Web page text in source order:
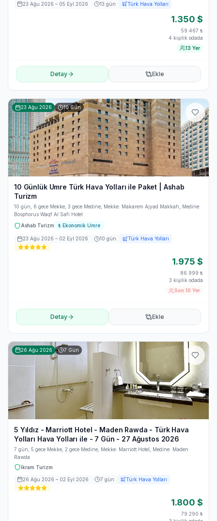
23 Ağu 2026 – 05 Eyl 2026 13 gün Türk Hava Yolları
1.350 $
59.467 ₺
4 kişilik odada
13 Yer
Detay Ekle
23 Ağu 2026 10Gün
10 Günlük Umre Türk Hava Yolları ile Paket | Ashab
Turizm
10 gün, 6 gece Mekke, 3 gece Medine, Mekke: Makarem Ajyad Makkah, Medine:
Bosphorus Waqf Al Safi Hotel
Ashab Turizm
₺ Ekonomik Umre
23 Ağu 2026 – 02 Eyl 2026 10 gün Türk Hava Yolları
1.975 $
86.999 ₺
3 kişilik odada
Son 10 Yer
Detay Ekle
26 Ağu 2026 7 Gün
5 Yıldız - Marriott Hotel - Maden Rawda - Türk Hava
Yolları Hava Yolları ile - 7 Gün - 27 Ağustos 2026
7 gün, 5 gece Mekke, 2 gece Medine, Mekke: Marriott Hotel, Medine: Maden
Rawda
İkram Turizm
26 Ağu 2026 – 02 Eyl 2026 7 gün Türk Hava Yolları
1.800 $
79.290 ₺